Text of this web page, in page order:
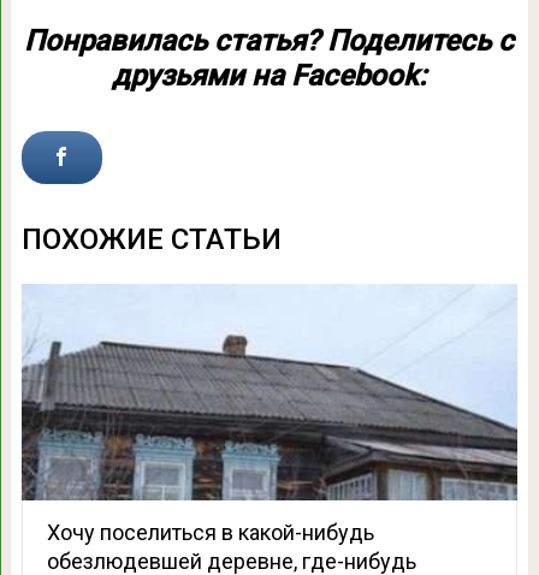
Понравилась статья? Поделитесь с
друзьями на Facebook:
ПОХОЖИЕ СТАТЬИ
Хочу поселиться в какой-нибудь
обезлюдевшей деревне, где-нибудь